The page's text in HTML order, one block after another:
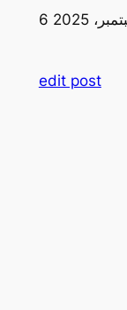
2025
edit post